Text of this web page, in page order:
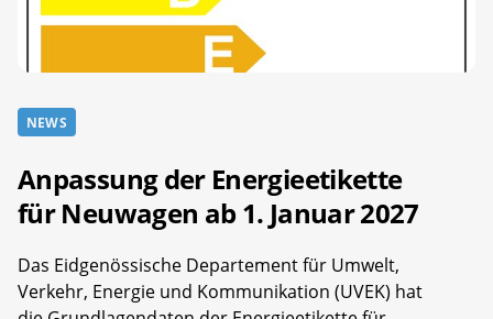
NEWS
Anpassung der Energieetikette
für Neuwagen ab 1. Januar 2027
Das Eidgenössische Departement für Umwelt,
Verkehr, Energie und Kommunikation (UVEK) hat